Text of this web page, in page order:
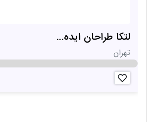
لتکا طراحان ایده...
تهران